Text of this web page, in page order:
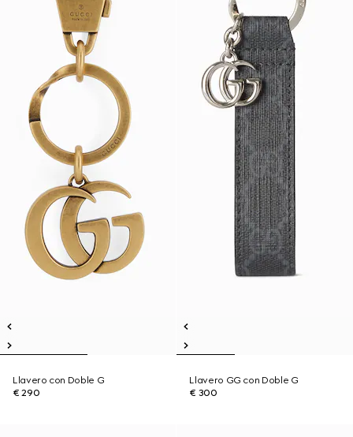
Llavero con Doble G
€ 290
Llavero GG con Doble G
€ 300